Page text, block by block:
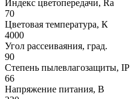
Индекс цветопередачи, Ra
70
Цветовая температура, К
4000
Угол рассеиваяния, град.
90
Степень пылевлагозащиты, IP
66
Напряжение питания, В